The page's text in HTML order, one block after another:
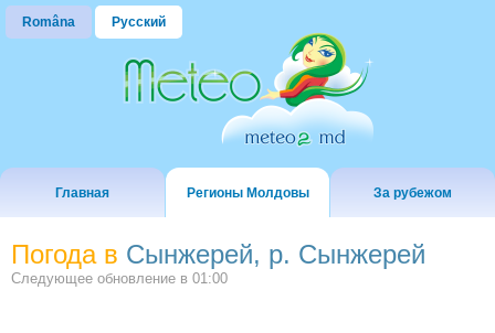
Româna Русский
Главная Регионы Молдовы За рубежом
Погода в Сынжерей, р. Сынжерей
Следующее обновление в 01:00